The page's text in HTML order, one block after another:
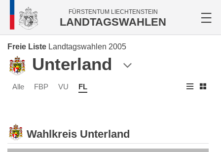
FÜRSTENTUM LIECHTENSTEIN
LANDTAGSWAHLEN
Freie Liste Landtagswahlen 2005
Unterland
Alle FBP VU FL
Wahlkreis Unterland